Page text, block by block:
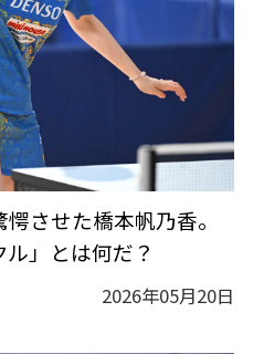
させた橋本帆乃香。
」とは何だ？
2026年05月20日